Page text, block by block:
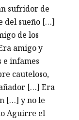
sufridor de
del sueño […]
de los
amigo y
e infames
cauteloso,
[…] Era
[…] y no le
Aguirre el